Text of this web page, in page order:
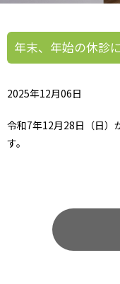
年末、年始の休診
2025年12月06日
令和7年12月28日（日）
す。